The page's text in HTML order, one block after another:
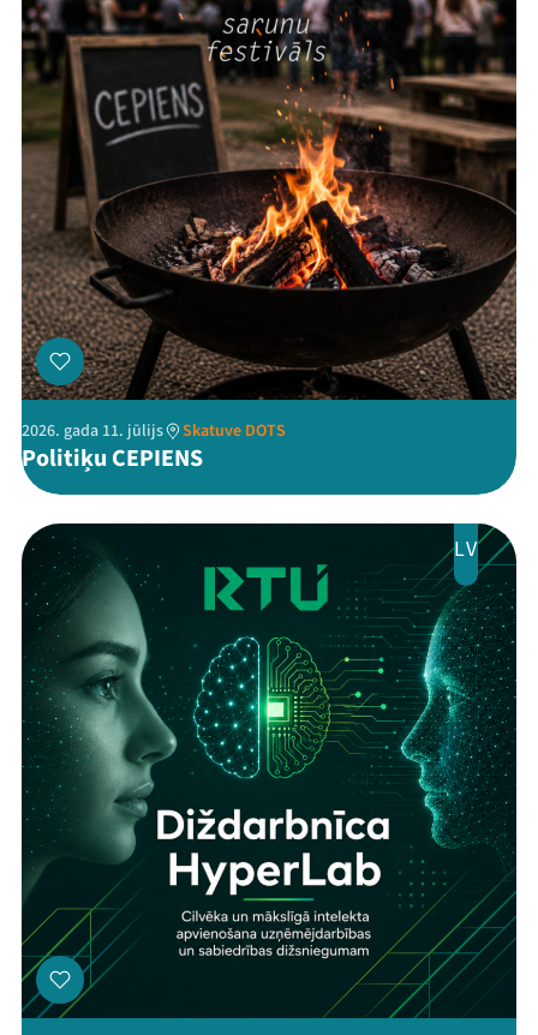
Ziedo
Veikals
Kontakti
ThreadsFacebookYoutube
X Instagram
Flick TikTok
2026. gada 11. jūlijs Skatuve DOTS
Politiķu CEPIENS
LV